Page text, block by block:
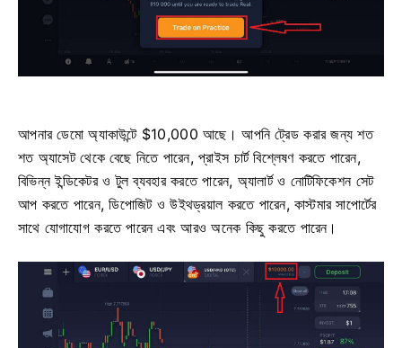
আপনার ডেমো অ্যাকাউন্টে $10,000 আছে। আপনি ট্রেড করার জন্য শত
শত অ্যাসেট থেকে বেছে নিতে পারেন, প্রাইস চার্ট বিশ্লেষণ করতে পারেন,
বিভিন্ন ইন্ডিকেটর ও টুল ব্যবহার করতে পারেন, অ্যালার্ট ও নোটিফিকেশন সেট
আপ করতে পারেন, ডিপোজিট ও উইথড্রয়াল করতে পারেন, কাস্টমার সাপোর্টের
সাথে যোগাযোগ করতে পারেন এবং আরও অনেক কিছু করতে পারেন।